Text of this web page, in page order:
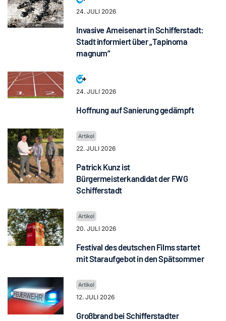
24. JULI 2026
Invasive Ameisenart in Schifferstadt:
Stadt informiert über „Tapinoma
magnum“
24. JULI 2026
Hoffnung auf Sanierung gedämpft
22. JULI 2026
Patrick Kunz ist
Bürgermeisterkandidat der FWG
Schifferstadt
20. JULI 2026
Festival des deutschen Films startet
mit Staraufgebot in den Spätsommer
12. JULI 2026
Großbrand bei Schifferstadter